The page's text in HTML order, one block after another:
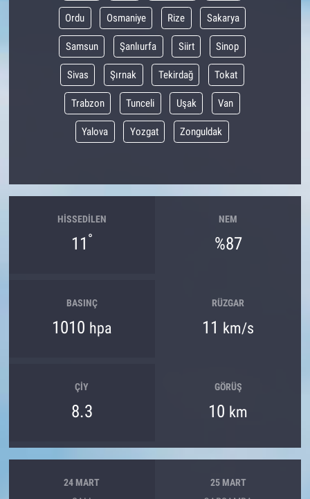
Ordu Osmaniye Rize Sakarya
Samsun Şanlıurfa Siirt Sinop
Sivas Şırnak Tekirdağ Tokat
Trabzon Tunceli Uşak Van
Yalova Yozgat Zonguldak
HISSEDILEN
11 °
NEM
%87
BASINÇ
1010 hpa
RÜZGAR
11 km/s
ÇIY
8.3
GÖRÜŞ
10 km
24 MART 25 MART